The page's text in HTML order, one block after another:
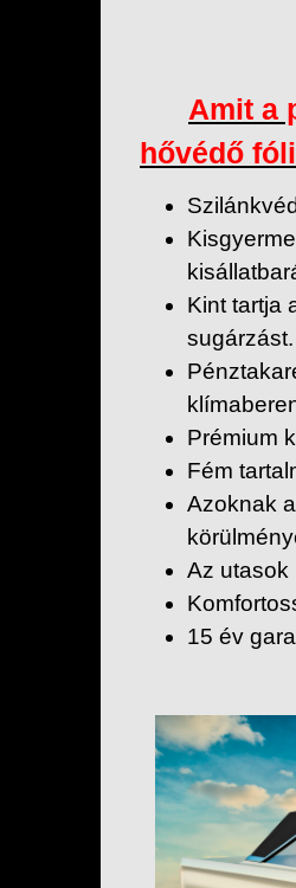
Amit a
hővédő
Kint tartja
sugárzást.
Prémium
Fém
Azoknak
Az utasok
15 év